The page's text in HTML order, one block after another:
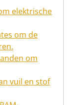
elektrische
om de
om
vuil en stof